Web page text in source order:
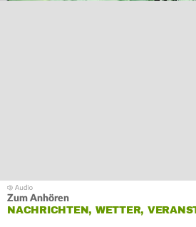
Zum Anhören
NACHRICHTEN, WETTER,